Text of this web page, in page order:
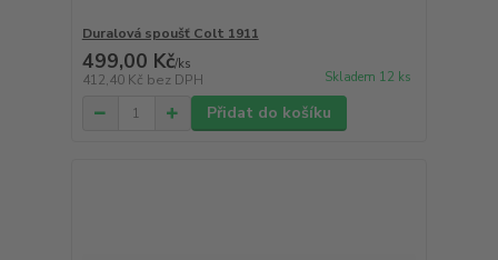
Duralová spoušť Colt 1911
499,00 Kč/ks
412,40 Kč bez DPH Skladem 12 ks
Přidat do košíku